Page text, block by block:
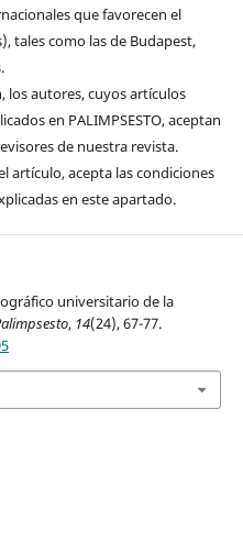
que favorecen el
tales como las de Budapest,
los autores, cuyos artículos
en PALIMPSESTO, aceptan
de nuestra revista.
artículo, acepta las condiciones
en este apartado.
universitario de la
, 14(24), 67-77.